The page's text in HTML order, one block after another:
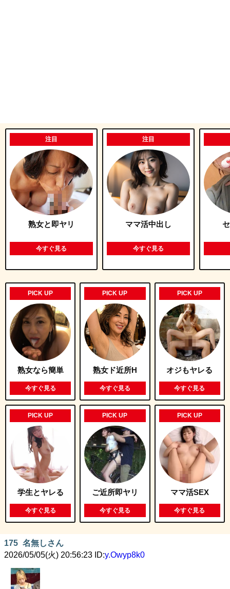
注目
熟女と即ヤリ
今すぐ見る
注目
ママ活中出し
今すぐ見る
PICK UP
熟女なら簡単
今すぐ見る
PICK UP
熟女ド近所H
今すぐ見る
PICK UP
オジもヤレる
今すぐ見る
PICK UP
学生とヤレる
今すぐ見る
PICK UP
ご近所即ヤリ
今すぐ見る
PICK UP
ママ活SEX
今すぐ見る
175 名無しさん
2026/05/05(火) 20:56:23 ID:y.Owyp8k0